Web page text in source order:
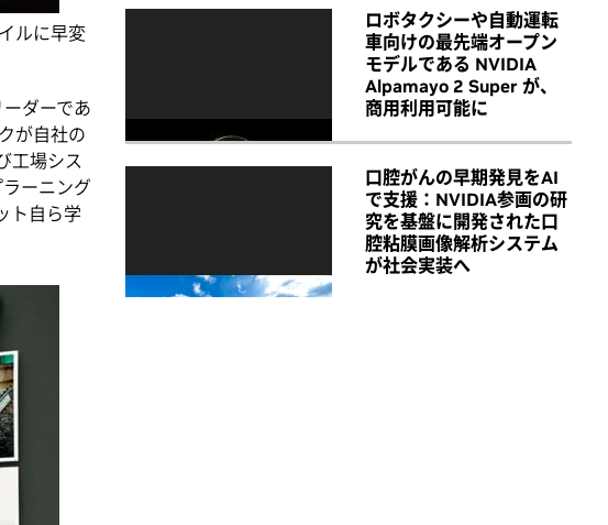
ルに早変
ダーであ
が自社の
工場シス
ーニング
ト自ら学
ロボタクシーや自動運転
車向けの最先端オープン
モデルである NVIDIA
Alpamayo 2 Super が、
商用利用可能に
口腔がんの早期発見をAI
で支援：NVIDIA参画の研
究を基盤に開発された口
腔粘膜画像解析システム
が社会実装へ